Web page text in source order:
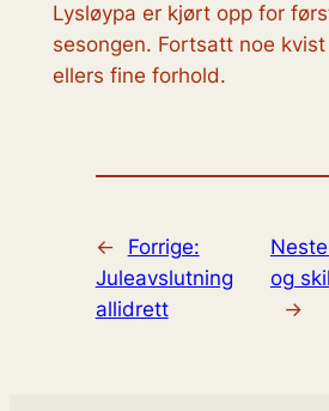
Lysløypa er kjørt opp for
sesongen. Fortsatt noe
ellers fine forhold.
←
Forrige:
Juleavslutning
allidrett
og
→